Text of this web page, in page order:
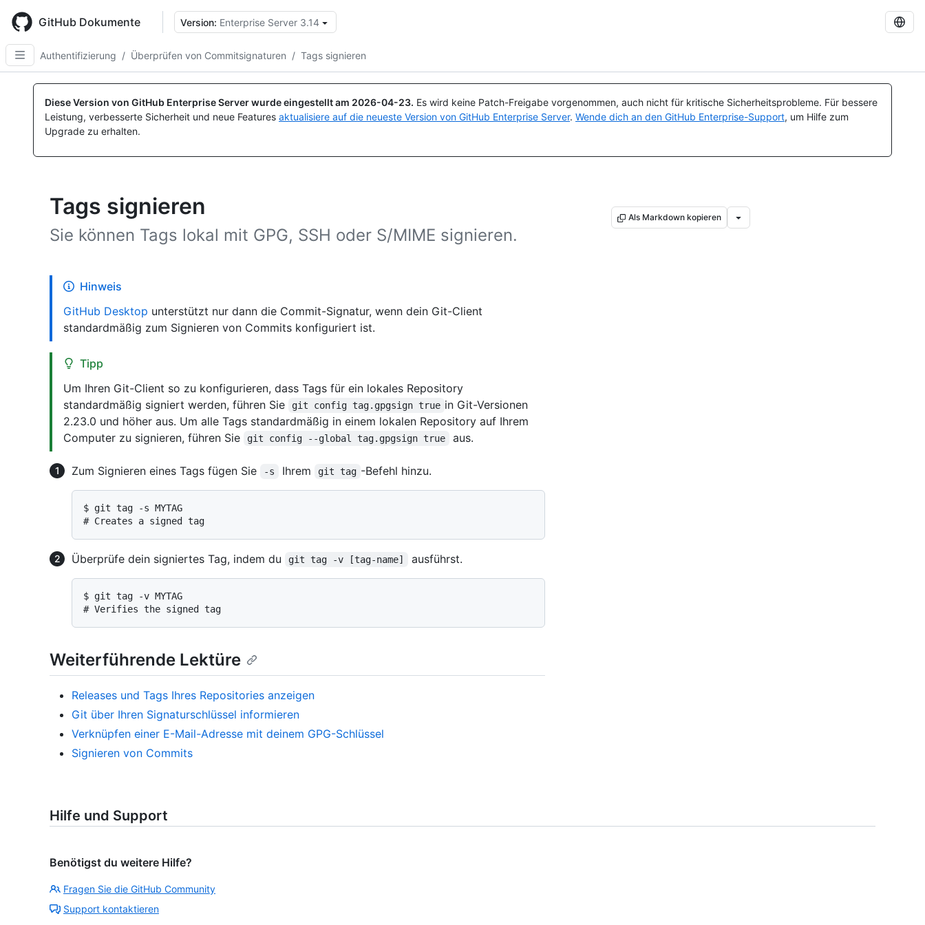
main
content
GitHub Dokumente Version: Enterprise Server 3.14
Authentifizierung / Überprüfen von Commitsignaturen / Tags signieren
Diese Version von GitHub Enterprise Server wurde eingestellt am 2026-04-23. Es wird keine Patch-Freigabe vorgenommen, auch nicht für kritische Sicherheitsprobleme. Für bessere
Leistung, verbesserte Sicherheit und neue Features aktualisiere auf die neueste Version von GitHub Enterprise Server. Wende dich an den GitHub Enterprise-Support, um Hilfe zum
Upgrade zu erhalten.
Tags signieren
Sie können Tags lokal mit GPG, SSH oder S/MIME signieren.
Als Markdown kopieren
Hinweis
GitHub Desktop unterstützt nur dann die Commit-Signatur, wenn dein Git-Client
standardmäßig zum Signieren von Commits konfiguriert ist.
Tipp
Um Ihren Git-Client so zu konfigurieren, dass Tags für ein lokales Repository
standardmäßig signiert werden, führen Sie
git config tag.gpgsign true in Git-Versionen
2.23.0 und höher aus. Um alle Tags standardmäßig in einem lokalen Repository auf Ihrem
Computer zu signieren, führen Sie
git config --global tag.gpgsign true aus.
Zum Signieren eines Tags fügen Sie -s Ihrem git tag -Befehl hinzu.
$ git tag -s MYTAG
# Creates a signed tag
Überprüfe dein signiertes Tag, indem du git tag -v [tag-name] ausführst.
$ git tag -v MYTAG
# Verifies the signed tag
Weiterführende Lektüre
Releases und Tags Ihres Repositories anzeigen
Git über Ihren Signaturschlüssel informieren
Verknüpfen einer E-Mail-Adresse mit deinem GPG-Schlüssel
Signieren von Commits
Hilfe und Support
Benötigst du weitere Hilfe?
Fragen Sie die GitHub Community
Support kontaktieren